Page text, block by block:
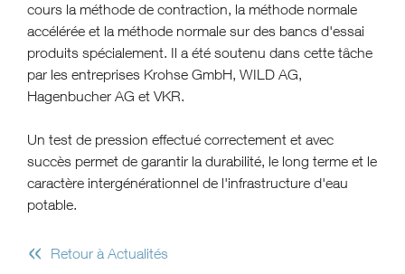
cours la méthode de contraction, la méthode normale
accélérée et la méthode normale sur des bancs d'essai
produits spécialement. Il a été soutenu dans cette tâche
par les entreprises Krohse GmbH, WILD AG,
Hagenbucher AG et VKR.
Un test de pression effectué correctement et avec
succès permet de garantir la durabilité, le long terme et le
caractère intergénérationnel de l'infrastructure d'eau
potable.
« Retour à Actualités